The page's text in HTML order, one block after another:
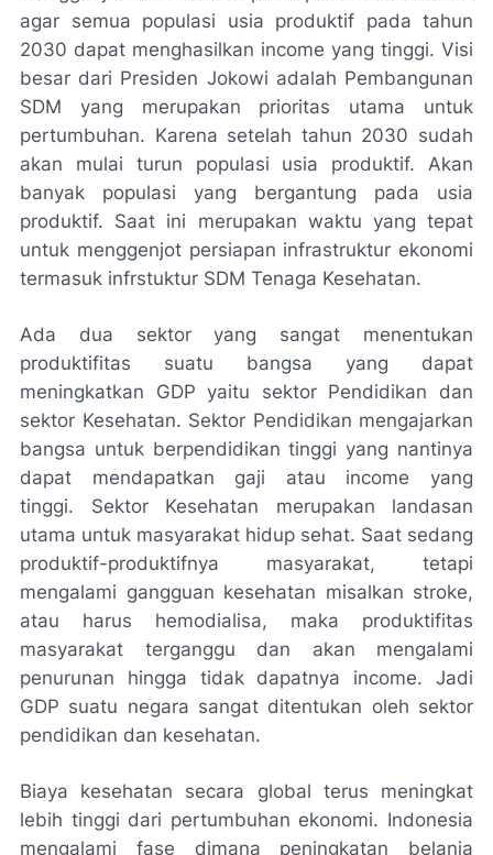
agar semua populasi usia produktif pada tahun
2030 dapat menghasilkan income yang tinggi. Visi
besar dari Presiden Jokowi adalah Pembangunan
SDM yang merupakan prioritas utama untuk
pertumbuhan. Karena setelah tahun 2030 sudah
akan mulai turun populasi usia produktif. Akan
banyak populasi yang bergantung pada usia
produktif. Saat ini merupakan waktu yang tepat
untuk menggenjot persiapan infrastruktur ekonomi
termasuk infrstuktur SDM Tenaga Kesehatan.
Ada dua sektor yang sangat menentukan
produktifitas suatu bangsa yang dapat
meningkatkan GDP yaitu sektor Pendidikan dan
sektor Kesehatan. Sektor Pendidikan mengajarkan
bangsa untuk berpendidikan tinggi yang nantinya
dapat mendapatkan gaji atau incomeyang
tinggi. Sektor Kesehatan merupakan landasan
utama untuk masyarakat hidup sehat. Saat sedang
produktif-produktifnya masyarakat, tetapi
mengalami gangguan kesehatan misalkan stroke,
atau harus hemodialisa, maka produktifitas
masyarakat terganggu dan akan mengalami
penurunan hingga tidak dapatnya income.Jadi
GDP suatu negara sangat ditentukan oleh sektor
pendidikan dan kesehatan.
Biaya kesehatan secara global terus meningkat
lebih tinggi dari pertumbuhan ekonomi. Indonesia
mengalami fase dimana peningkatan belanja